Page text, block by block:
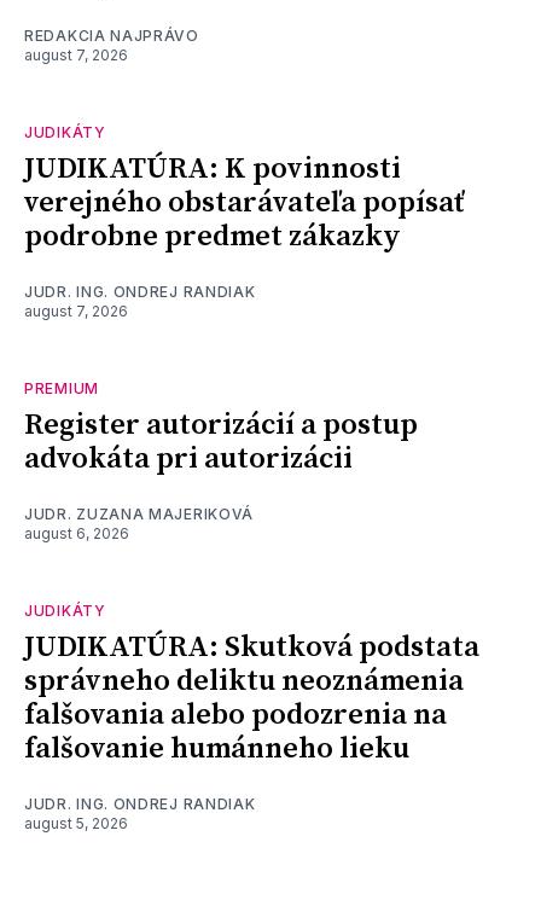
REDAKCIA NAJPRÁVO
august 7, 2026
JUDIKÁTY
JUDIKATÚRA: K povinnosti
verejného obstarávateľa popísať
podrobne predmet zákazky
JUDR. ING. ONDREJ RANDIAK
august 7, 2026
PREMIUM
Register autorizácií a postup
advokáta pri autorizácii
JUDR. ZUZANA MAJERIKOVÁ
august 6, 2026
JUDIKÁTY
JUDIKATÚRA: Skutková podstata
správneho deliktu neoznámenia
falšovania alebo podozrenia na
falšovanie humánneho lieku
JUDR. ING. ONDREJ RANDIAK
august 5, 2026